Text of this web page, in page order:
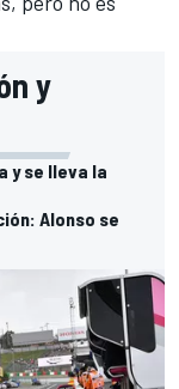
y
y se lleva la
Alonso se